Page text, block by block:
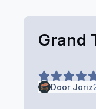
Grand
Door Joriz